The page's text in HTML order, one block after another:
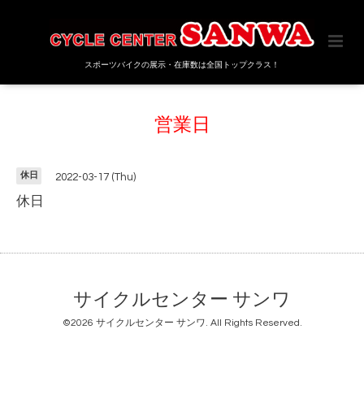
スポーツバイクの展示・在庫数は全国トップクラス！
営業日
休日 2022-03-17 (Thu)
休日
サイクルセンター サンワ
©2026 サイクルセンター サンワ. All Rights Reserved.